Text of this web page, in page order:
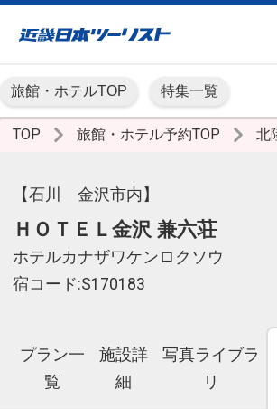
旅館・ホテルTOP 特集一覧
TOP 旅館・ホテル予約TOP 北
【石川 金沢市内】
ＨＯＴＥＬ金沢 兼六荘
ホテルカナザワケンロクソウ
宿コード:S170183
プラン一
覧
施設詳
細
写真ライブラ
リ